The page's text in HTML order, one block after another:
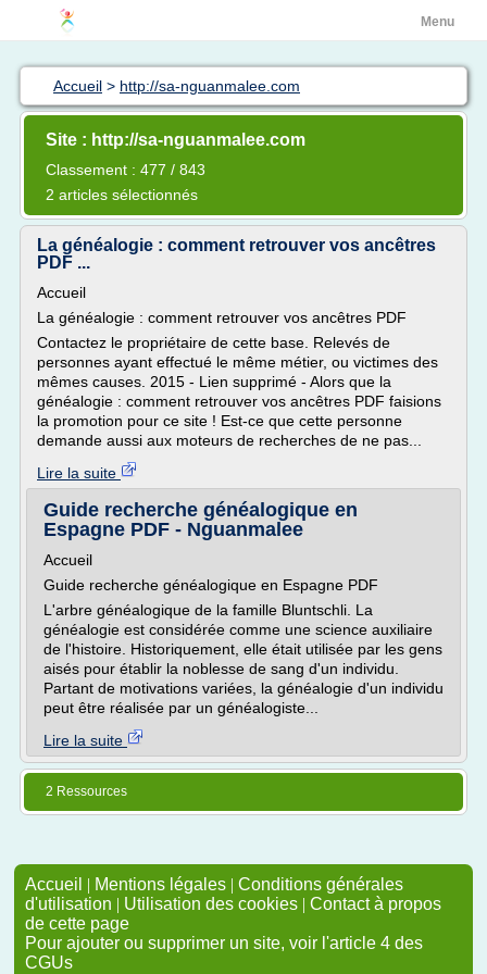
Menu
Accueil > http://sa-nguanmalee.com
Site : http://sa-nguanmalee.com
Classement : 477 / 843
2 articles sélectionnés
La généalogie : comment retrouver vos ancêtres
PDF ...
Accueil
La généalogie : comment retrouver vos ancêtres PDF
Contactez le propriétaire de cette base. Relevés de
personnes ayant effectué le même métier, ou victimes des
mêmes causes. 2015 - Lien supprimé - Alors que la
généalogie : comment retrouver vos ancêtres PDF faisions
la promotion pour ce site ! Est-ce que cette personne
demande aussi aux moteurs de recherches de ne pas...
Lire la suite
Guide recherche généalogique en
Espagne PDF - Nguanmalee
Accueil
Guide recherche généalogique en Espagne PDF
L'arbre généalogique de la famille Bluntschli. La
généalogie est considérée comme une science auxiliaire
de l'histoire. Historiquement, elle était utilisée par les gens
aisés pour établir la noblesse de sang d'un individu.
Partant de motivations variées, la généalogie d'un individu
peut être réalisée par un généalogiste...
Lire la suite
2 Ressources
Accueil | Mentions légales | Conditions générales
d'utilisation | Utilisation des cookies | Contact à propos
de cette page
Pour ajouter ou supprimer un site, voir l'article 4 des
CGUs